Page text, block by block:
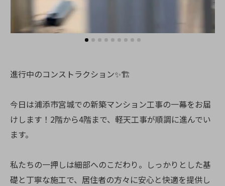
進行中のコンストラクション✨🏗️
今日は浦添市宮城での新築マンション工事の一幕をお届
けします！2階から4階まで、軽天工事が順調に進んでい
ます。
私たちの一押しは細部へのこだわり。しっかりとした基
礎と丁寧な施工で、居住者の方々に安心と快適を提供し